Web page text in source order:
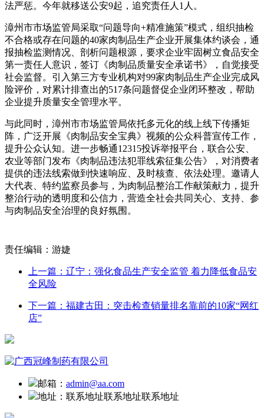
法严惩。今年就移送公安9起，追究责任人1人。
漳州市市场监管局采取“问题导向+精准施策”模式，组织抽检
不合格或存在问题的40家肉制品生产企业开展集体约谈会，通
报抽检监测情况、剖析问题根源，要求企业牢固树立食品安全
第一责任人意识，签订《肉制品质量安全承诺书》，自觉接受
社会监督。引入第三方专业机构对99家肉制品生产企业完成风
险评价，对累计排查出的517条问题督促企业闭环整改，帮助
企业提升质量安全管理水平。
与此同时，漳州市市场监管局依托多元化的线上线下传播矩
阵，广泛开展《肉制品安全宝典》视频的公众科普宣传工作，
提升公众认知。进一步畅通12315投诉举报平台，联合公安、
农业等部门发布《肉制品违法犯罪线索征集公告》，对消费者
提供的违法线索做到快速响应、及时核查、依法处理。邀请人
大代表、特约监察员参与，为肉制品整治工作献策献力，提升
整治行动的透明度和公信力，营造全社会共同关心、支持、参
与肉制品安全治理的良好氛围。
责任编辑：游婕
上一篇：辽宁：强化食品生产安全监管 着力降低食品安
全风险
下一篇：福建古田：突击检查销量排名靠前的10家“网红
店”
邮箱： admin@aa.com
地址： 联系地址联系地址联系地址